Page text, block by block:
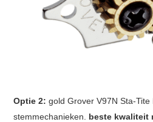
Optie 2: gold Grover V97N Sta-Tite
stemmechanieken. beste kwaliteit